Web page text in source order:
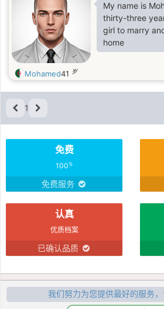
My name is
thirty-three
girl to marry
home
Mohamed41 岁
1
免费
100%
免费服务
认真
优质档案
已确认品质
我们努力为您提供最好的服务，